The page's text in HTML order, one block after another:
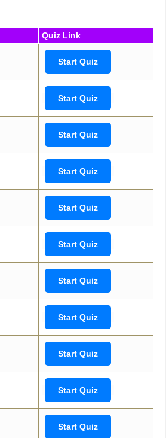
Quiz Link
Start Quiz
Start Quiz
Start Quiz
Start Quiz
Start Quiz
Start Quiz
Start Quiz
Start Quiz
Start Quiz
Start Quiz
Start Quiz